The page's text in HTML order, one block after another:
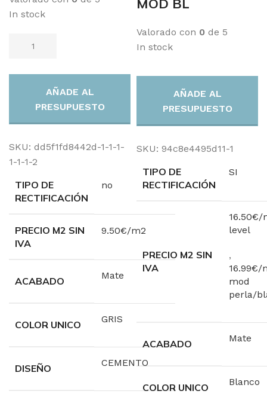
In stock
AÑADE AL
PRESUPUESTO
SKU: dd5f1fd8442d-1-1-1-
1-1-1-2
TIPO DE
RECTIFICACIÓN
no
PRECIO M2 SIN
IVA
9.50€/m2
ACABADO Mate
COLOR UNICO GRIS
DISEÑO CEMENTO
MOD BL
Valorado con 0 de 5
In stock
AÑADE AL
PRESUPUESTO
SKU: 94c8e4495d11-1
TIPO DE
RECTIFICACIÓN
SI
PRECIO M2 SIN
IVA
16.50€/
level
,
16.99€/
mod
perla/
ACABADO Mate
COLOR UNICO Blanco